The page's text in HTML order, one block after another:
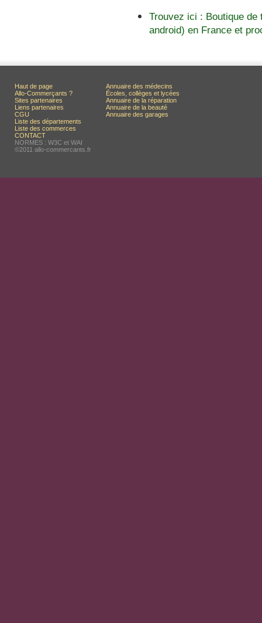
Trouvez ici : Boutique de
android) en France et
Haut de page
Allo-Commerçants ?
Sites partenaires
Liens partenaires
CGU
Liste des départements
Liste des commerces
CONTACT
NORMES : W3C et WAI
©2011 allo-commercants.fr
Annuaire des médecins
Écoles, collèges et lycées
Annuaire de la réparation
Annuaire de la beauté
Annuaire des garages